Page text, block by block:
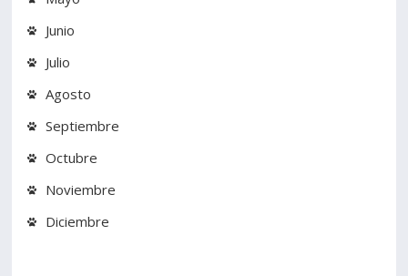
Estudiantes
Académicos
Junio
Julio
Agosto
Septiembre
Octubre
Noviembre
Diciembre